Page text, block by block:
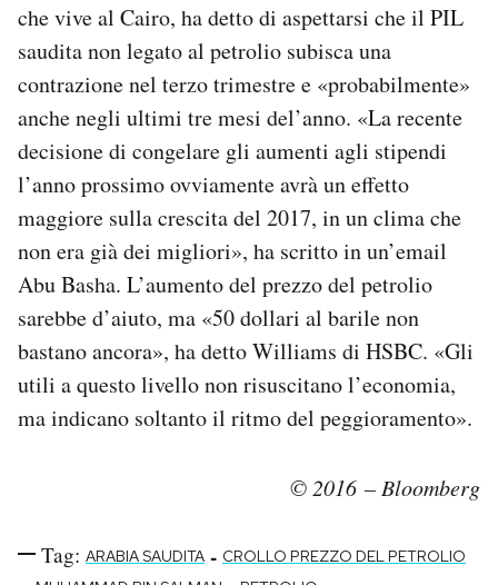
che vive al Cairo, ha detto di aspettarsi che il PIL
saudita non legato al petrolio subisca una
contrazione nel terzo trimestre e «probabilmente»
anche negli ultimi tre mesi del’anno. «La recente
decisione di congelare gli aumenti agli stipendi
l’anno prossimo ovviamente avrà un effetto
maggiore sulla crescita del 2017, in un clima che
non era già dei migliori», ha scritto in un’email
Abu Basha. L’aumento del prezzo del petrolio
sarebbe d’aiuto, ma «50 dollari al barile non
bastano ancora», ha detto Williams di HSBC. «Gli
utili a questo livello non risuscitano l’economia,
ma indicano soltanto il ritmo del peggioramento».
© 2016 – Bloomberg
Tag: ARABIA SAUDITA - CROLLO PREZZO DEL PETROLIO